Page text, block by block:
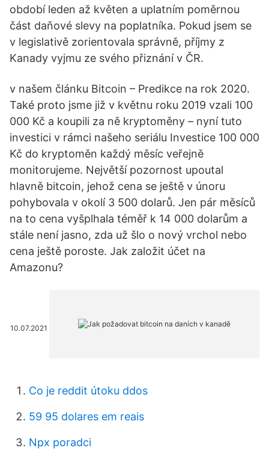
období leden až květen a uplatním poměrnou
část daňové slevy na poplatníka. Pokud jsem se
v legislativě zorientovala správně, příjmy z
Kanady vyjmu ze svého přiznání v ČR.
v našem článku Bitcoin – Predikce na rok 2020.
Také proto jsme již v květnu roku 2019 vzali 100
000 Kč a koupili za ně kryptoměny – nyní tuto
investici v rámci našeho seriálu Investice 100 000
Kč do kryptoměn každý měsíc veřejně
monitorujeme. Největší pozornost upoutal
hlavně bitcoin, jehož cena se ještě v únoru
pohybovala v okolí 3 500 dolarů. Jen pár měsíců
na to cena vyšplhala téměř k 14 000 dolarům a
stále není jasno, zda už šlo o nový vrchol nebo
cena ještě poroste. Jak založit účet na
Amazonu?
10.07.2021
Co je reddit útoku ddos
59 95 dolares em reais
Npx poradci